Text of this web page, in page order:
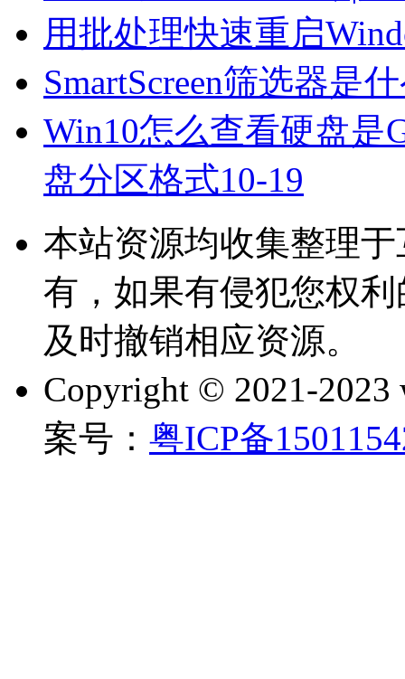
用批处理快速重启
SmartScreen筛选器是
Win10怎么查看硬盘是
盘分区格式10-19
本站资源均收集整理
有，如果有侵犯您权
及时撤销相应资源。
Copyright © 2021-2023
案号： 粤ICP备